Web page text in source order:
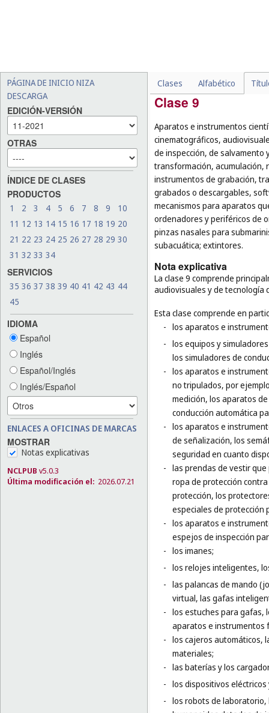
PÁGINA DE INICIO NIZA
DESCARGA
EDICIÓN-VERSIÓN
OTRAS
ÍNDICE DE CLASES
PRODUCTOS
1 2 3 4 5 6 7 8 9
10
11 12 13 14 15 16 17 18 19 20
21 22 23 24 25 26 27 28 29 30
31 32 33 34
SERVICIOS
35 36 37 38 39 40 41 42 43 44
45
IDIOMA
Español
Inglés
Español/Inglés
Inglés/Español
ENLACES A OFICINAS DE MARCAS
MOSTRAR
Notas explicativas
NCLPUB v5.0.3
Última modificación el: 2026.07.21
Clases Alfabético
las armas de esgrima (cl.
Clase 9
Aparatos e instrumentos
cinematográficos,
de inspección, de salvamento
transformación, acumulación,
instrumentos de grabación,
grabados o descargables,
mecanismos para aparatos
ordenadores y periféricos de
pinzas nasales para
subacuática; extintores.
Nota explicativa
La clase 9 comprende
audiovisuales y de tecnología
Esta clase comprende en
- los aparatos e
- los equipos y
los simuladores de
- los aparatos e
no tripulados, por
medición, los aparatos
conducción automática
- los aparatos e
de señalización, los
seguridad en cuanto
- las prendas de vestir
ropa de protección
protección, los
especiales de
- los aparatos e
espejos de inspección
- los imanes;
- los relojes inteligentes,
- las palancas de mando
virtual, las gafas
- los estuches para gafas,
aparatos e instrumentos
- los cajeros automáticos,
materiales;
- las baterías y los
- los dispositivos
- los robots de